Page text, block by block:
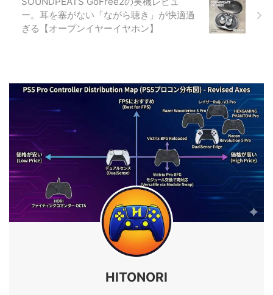
ー。耳を塞がない「ながら聴き」が快適過
ぎる【オープンイヤーイヤホン】
HITONORI